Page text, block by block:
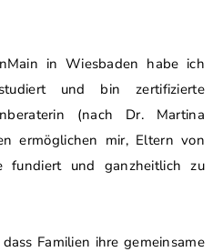
in Wiesbaden habe ich
und bin zertifizierte
(nach Dr. Martina
ermöglichen mir, Eltern von
fundiert und ganzheitlich zu
Familien ihre gemeinsame